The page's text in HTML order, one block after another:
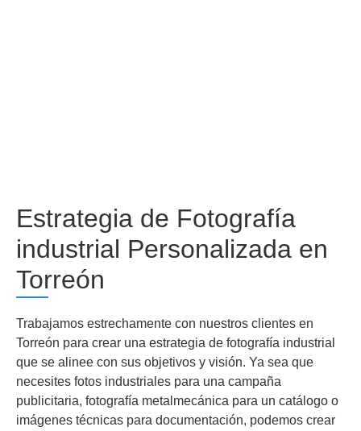
Estrategia de Fotografía
industrial Personalizada en
Torreón
Trabajamos estrechamente con nuestros clientes en
Torreón para crear una estrategia de fotografía industrial
que se alinee con sus objetivos y visión. Ya sea que
necesites fotos industriales para una campaña
publicitaria, fotografía metalmecánica para un catálogo o
imágenes técnicas para documentación, podemos crear